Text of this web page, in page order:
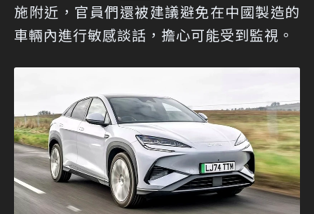
施附近，官員們還被建議避免在中國製造的
車輛內進行敏感談話，擔心可能受到監視。